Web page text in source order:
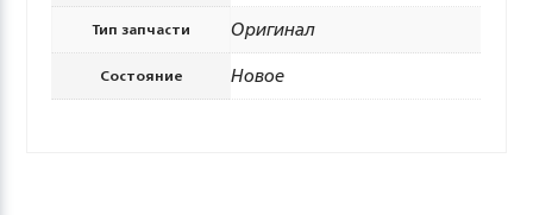
Тип запчасти Оригинал
Состояние Новое